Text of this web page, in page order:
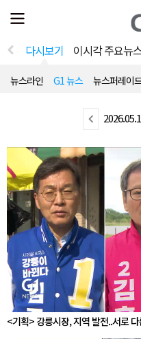
전
체
뉴
열
다시보기 이시각 주요뉴
뉴스라인 G1 뉴스 뉴스퍼레이
뉴
<기획> 강릉시장, 지역 발전..서로